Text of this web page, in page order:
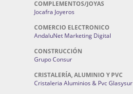
COMPLEMENTOS/JOYAS
Jocafra Joyeros
COMERCIO ELECTRONICO
AndaluNet Marketing Digital
CONSTRUCCIÓN
Grupo Consur
CRISTALERÍA, ALUMINIO Y PVC
Cristaleria Aluminios & Pvc Glasysur